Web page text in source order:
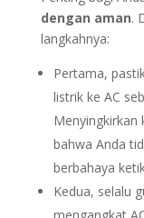
dengan aman.
langkahnya:
Pertama,
listrik ke AC
Menyingkirkan
bahwa Anda
berbahaya
Kedua, selalu